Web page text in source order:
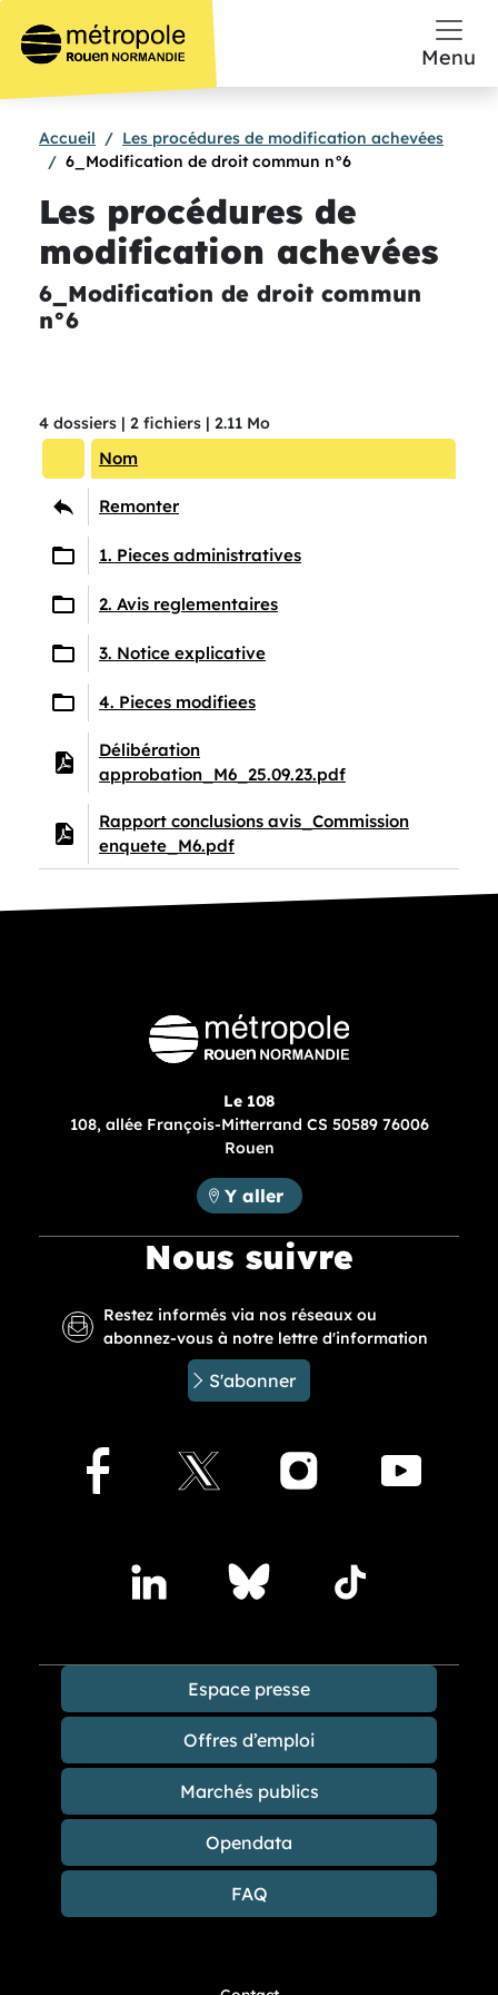
Menu
Accueil
Les procédures de modification achevées
6_Modification de droit commun n°6
Les procédures de
modification achevées
6_Modification de droit commun
n°6
4 dossiers | 2 fichiers | 2.11 Mo
Nom
Remonterau répertoire supérieur
Aller dans le répertoire :
1. Pieces administratives
Aller dans le répertoire :
2. Avis reglementaires
Aller dans le répertoire :
3. Notice explicative
Aller dans le répertoire :
4. Pieces modifiees
Consultez le fichier :
Délibération
approbation_M6_25.09.23.pdf
Consultez le fichier :
Rapport conclusions avis_Commission
enquete_M6.pdf
Le 108
108, allée François-Mitterrand CS 50589 76006
Rouen
Métropole Rouen Normandie :
Y aller
Nous suivre
Restez informés via nos réseaux ou
abonnez-vous à notre lettre d'information
S'abonner
Facebook
X Instagram
LindedinBlueskyTikTok
Espace presse
Offres d’emploi
Marchés publics
Opendata
FAQ